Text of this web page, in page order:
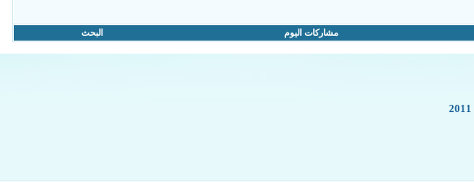
مشاركات اليوم البحث